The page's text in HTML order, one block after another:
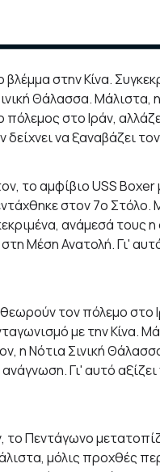
στην Κίνα.
Θάλασσα. Μάλιστα,
στο Ιράν,
να ξαναβάζει
το αμφίβιο USS
στον 7ο
ανάμεσά τους
Μέση Ανατολή. Γι'
τον πόλεμο στο
με την Κίνα.
η Νότια Σινική
Γι' αυτό
Πεντάγωνο
μόλις προχθές